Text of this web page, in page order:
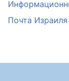
Почта Израиля